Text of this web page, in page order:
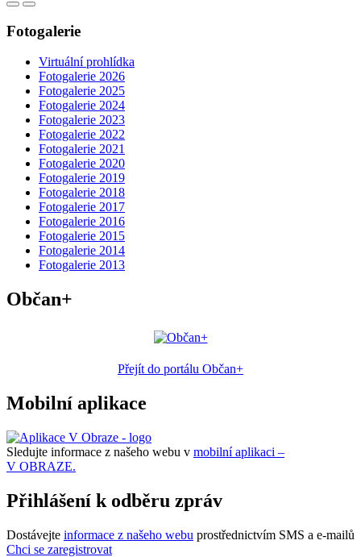
Fotogalerie
Virtuální prohlídka
Fotogalerie 2026
Fotogalerie 2025
Fotogalerie 2024
Fotogalerie 2023
Fotogalerie 2022
Fotogalerie 2021
Fotogalerie 2020
Fotogalerie 2019
Fotogalerie 2018
Fotogalerie 2017
Fotogalerie 2016
Fotogalerie 2015
Fotogalerie 2014
Fotogalerie 2013
Občan+
Přejít do portálu Občan+
Mobilní aplikace
Sledujte informace z našeho webu v mobilní aplikaci –
V OBRAZE.
Přihlášení k odběru zpráv
Dostávejte informace z našeho webu prostřednictvím SMS a e-mailů
Chci se zaregistrovat